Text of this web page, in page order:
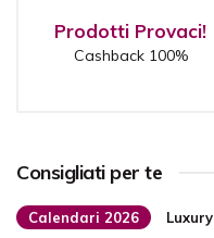
Prodotti Provaci!
Cashback 100%
Consigliati per te
Calendari 2026 Luxury